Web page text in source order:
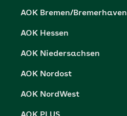
AOK Bremen/Bremerhaven
AOK Hessen
AOK Niedersachsen
AOK Nordost
AOK NordWest